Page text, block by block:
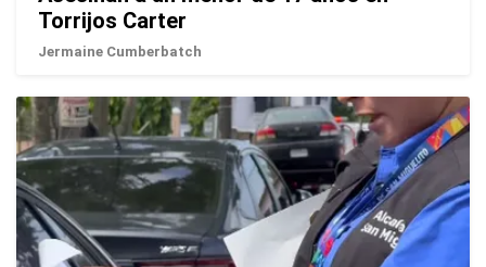
Torrijos Carter
Jermaine Cumberbatch